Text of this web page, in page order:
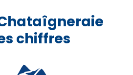
chiffres